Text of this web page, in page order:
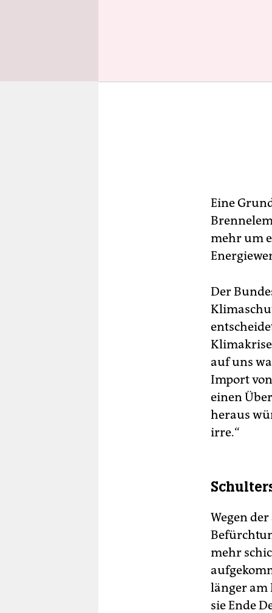
Eine
mehr um
Der
auf uns
Import
einen
heraus
irre.“
Wegen
mehr
länger am
sie Ende